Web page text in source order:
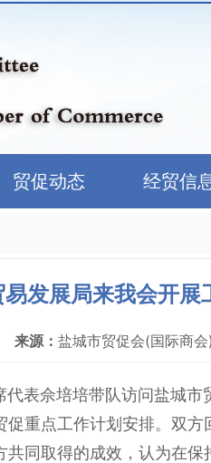
贸促动态 经贸信
发展局来我会开展
来源： 盐城市贸促会(国际商会)
代表佘培培带队访问盐城
重点工作计划安排。双
同取得的成效，认为在